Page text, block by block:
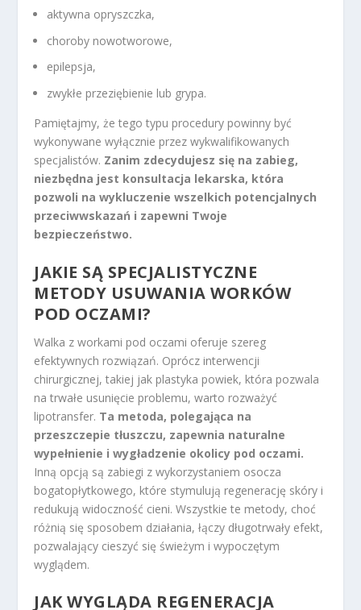
aktywna opryszczka,
choroby nowotworowe,
epilepsja,
zwykłe przeziębienie lub grypa.
Pamiętajmy, że tego typu procedury powinny być
wykonywane wyłącznie przez wykwalifikowanych
specjalistów. Zanim zdecydujesz się na zabieg,
niezbędna jest konsultacja lekarska, która
pozwoli na wykluczenie wszelkich potencjalnych
przeciwwskazań i zapewni Twoje
bezpieczeństwo.
JAKIE SĄ SPECJALISTYCZNE
METODY USUWANIA WORKÓW
POD OCZAMI?
Walka z workami pod oczami oferuje szereg
efektywnych rozwiązań. Oprócz interwencji
chirurgicznej, takiej jak plastyka powiek, która pozwala
na trwałe usunięcie problemu, warto rozważyć
lipotransfer. Ta metoda, polegająca na
przeszczepie tłuszczu, zapewnia naturalne
wypełnienie i wygładzenie okolicy pod oczami.
Inną opcją są zabiegi z wykorzystaniem osocza
bogatopłytkowego, które stymulują regenerację skóry i
redukują widoczność cieni. Wszystkie te metody, choć
różnią się sposobem działania, łączy długotrwały efekt,
pozwalający cieszyć się świeżym i wypoczętym
wyglądem.
JAK WYGLĄDA REGENERACJA